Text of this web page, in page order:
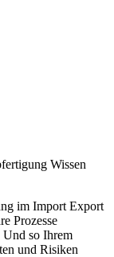
Wissen
im Import Export
Prozesse
so Ihrem
und Risiken